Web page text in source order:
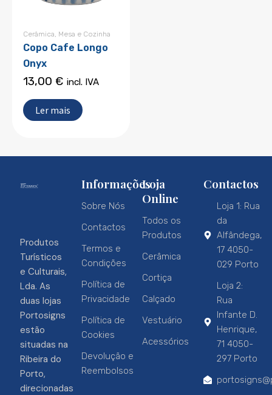
Cerâmica Mesa e Cozinha
Copo Cafe Longo
Onyx
13,00 € incl. IVA
Ler mais
Produtos
Turísticos
e Culturais,
Lda. As
duas lojas
Portosigns
estão
situadas na
Ribeira do
Porto,
direcionadas
Informações
Sobre Nós
Contactos
Termos e
Condições
Política de
Privacidade
Política de
Cookies
Devolução e
Reembolsos
Loja
Online
Todos os
Produtos
Cerâmica
Cortiça
Calçado
Vestuário
Acessórios
Contactos
Loja 1: Rua
da
Alfândega,
17 4050-
029 Porto
Loja 2:
Rua
Infante D.
Henrique,
71 4050-
297 Porto